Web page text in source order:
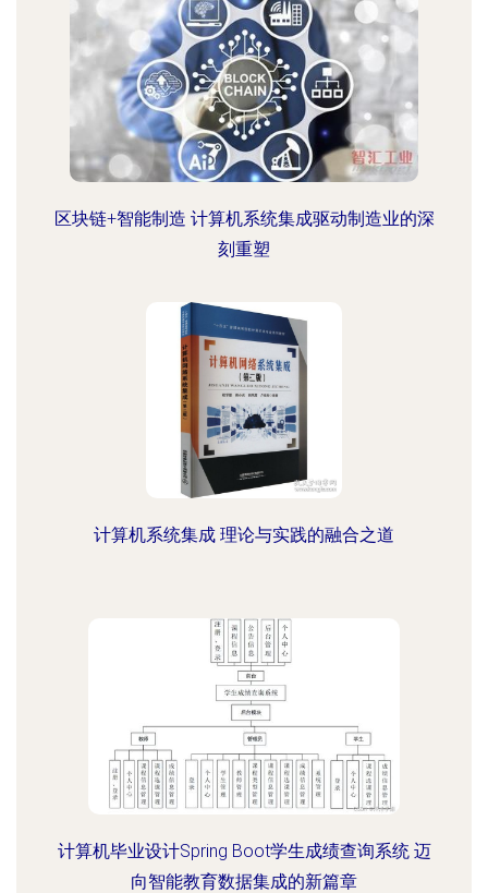
区块链+智能制造 计算机系统集成驱动制造业的深
刻重塑
计算机系统集成 理论与实践的融合之道
计算机毕业设计Spring Boot学生成绩查询系统 迈
向智能教育数据集成的新篇章